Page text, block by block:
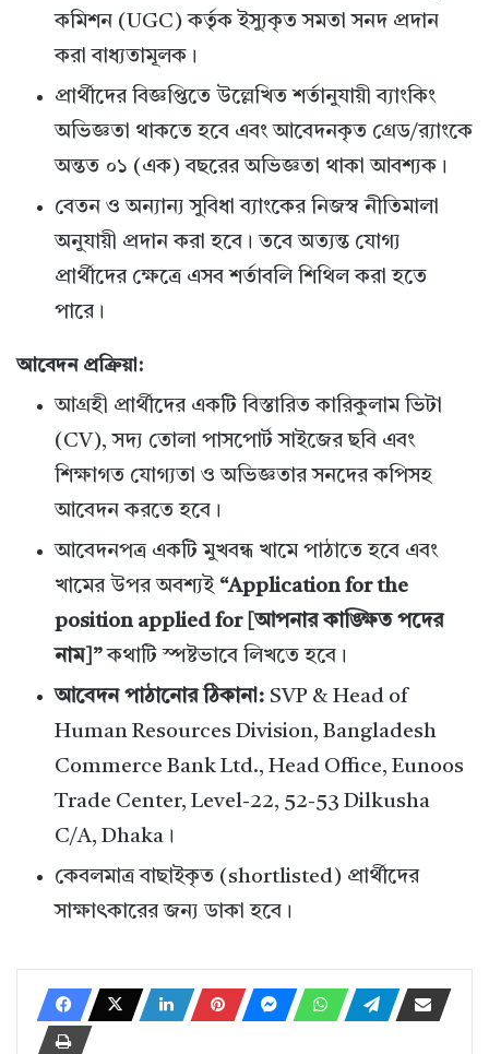
কমিশন (UGC) কর্তৃক ইস্যুকৃত সমতা সনদ প্রদান
করা বাধ্যতামূলক।
প্রার্থীদের বিজ্ঞপ্তিতে উল্লেখিত শর্তানুযায়ী ব্যাংকিং
অভিজ্ঞতা থাকতে হবে এবং আবেদনকৃত গ্রেড/র‍্যাংকে
অন্তত ০১ (এক) বছরের অভিজ্ঞতা থাকা আবশ্যক।
বেতন ও অন্যান্য সুবিধা ব্যাংকের নিজস্ব নীতিমালা
অনুযায়ী প্রদান করা হবে। তবে অত্যন্ত যোগ্য
প্রার্থীদের ক্ষেত্রে এসব শর্তাবলি শিথিল করা হতে
পারে।
আবেদন প্রক্রিয়া:
আগ্রহী প্রার্থীদের একটি বিস্তারিত কারিকুলাম ভিটা
(CV), সদ্য তোলা পাসপোর্ট সাইজের ছবি এবং
শিক্ষাগত যোগ্যতা ও অভিজ্ঞতার সনদের কপিসহ
আবেদন করতে হবে।
আবেদনপত্র একটি মুখবন্ধ খামে পাঠাতে হবে এবং
খামের উপর অবশ্যই “Application for the
position applied for [আপনার কাঙ্ক্ষিত পদের
নাম]” কথাটি স্পষ্টভাবে লিখতে হবে।
আবেদন পাঠানোর ঠিকানা: SVP & Head of
Human Resources Division, Bangladesh
Commerce Bank Ltd., Head Office, Eunoos
Trade Center, Level-22, 52-53 Dilkusha
C/A, Dhaka।
কেবলমাত্র বাছাইকৃত (shortlisted) প্রার্থীদের
সাক্ষাৎকারের জন্য ডাকা হবে।